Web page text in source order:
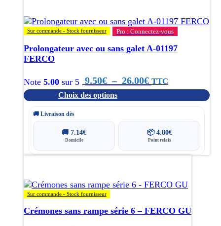
Sur commande - Stock fournisseur Pro : Connectez-vous
Prolongateur avec ou sans galet A-01197
FERCO
Note 5.00 sur 5 9.50€ – 26.00€Plage
9.50€
à
TTC
Choix des options
peuvent
être
sur
la
du
produit
🚚 Livraison dès
🚚7.14€
Domicile
📦 4.80€
Point relais
Sur commande - Stock fournisseur
Crémones sans rampe série 6 – FERCO GU
a
plusieurs
variations.
Les